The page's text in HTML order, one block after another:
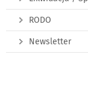
RODO
Newsletter